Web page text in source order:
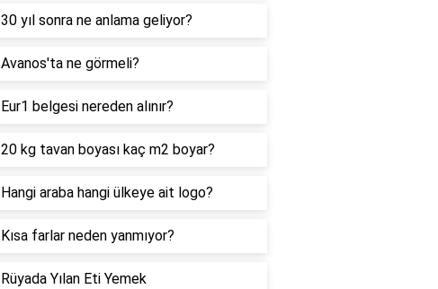
30 yıl sonra ne anlama geliyor?
Avanos'ta ne görmeli?
Eur1 belgesi nereden alınır?
20 kg tavan boyası kaç m2 boyar?
Hangi araba hangi ülkeye ait logo?
Kısa farlar neden yanmıyor?
Rüyada Yılan Eti Yemek